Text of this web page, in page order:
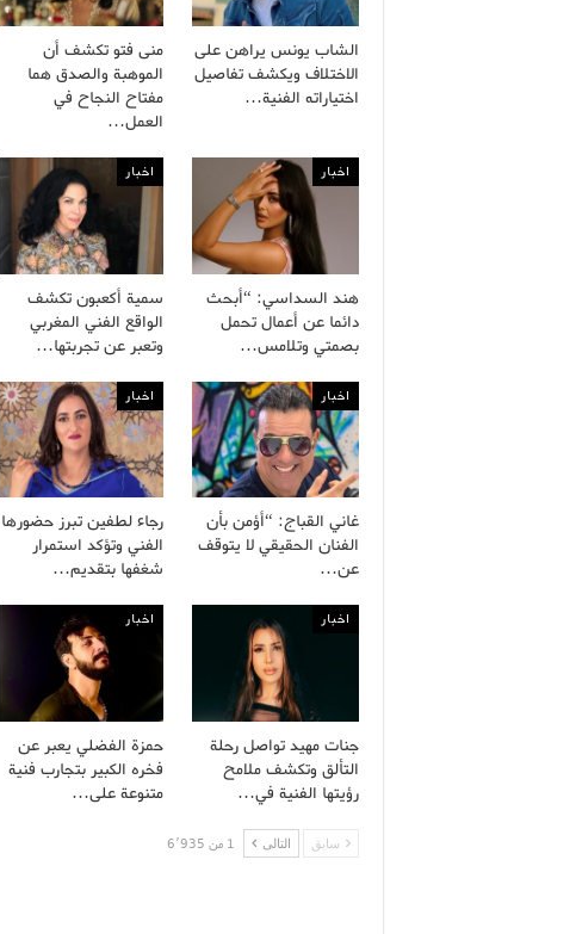
الشاب يونس يراهن على
الاختلاف ويكشف تفاصيل
اختياراته الفنية…
منى فتو تكشف أن
الموهبة والصدق هما
مفتاح النجاح في
العمل…
اخبار
هند السداسي: “أبحث
دائما عن أعمال تحمل
بصمتي وتلامس…
اخبار
سمية أكعبون تكشف
الواقع الفني المغربي
وتعبر عن تجربتها…
اخبار
غاني القباج: “أؤمن بأن
الفنان الحقيقي لا يتوقف
عن…
اخبار
رجاء لطفين تبرز حضورها
الفني وتؤكد استمرار
شغفها بتقديم…
اخبار
جنات مهيد تواصل رحلة
التألق وتكشف ملامح
رؤيتها الفنية في…
اخبار
حمزة الفضلي يعبر عن
فخره الكبير بتجارب فنية
متنوعة على…
سابق التالى 1 من 6٬935